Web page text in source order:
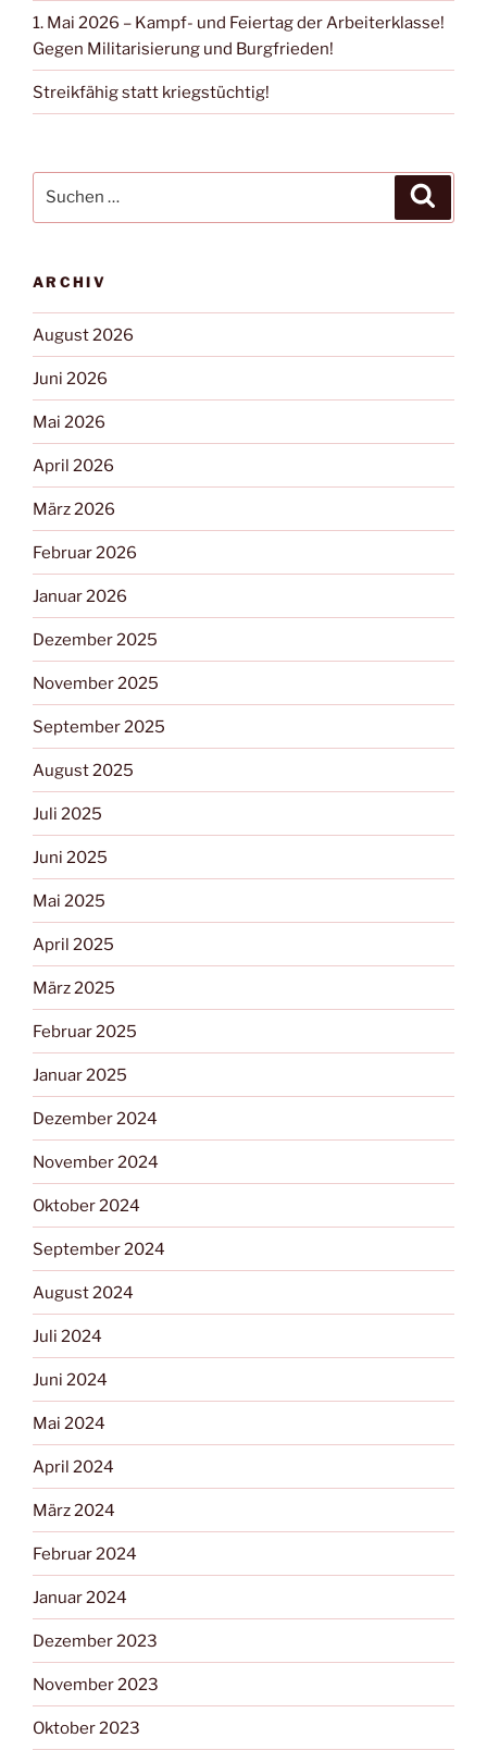
1. Mai 2026 – Kampf- und Feiertag der Arbeiterklasse!
Gegen Militarisierung und Burgfrieden!
Streikfähig statt kriegstüchtig!
ARCHIV
August 2026
Juni 2026
Mai 2026
April 2026
März 2026
Februar 2026
Januar 2026
Dezember 2025
November 2025
September 2025
August 2025
Juli 2025
Juni 2025
Mai 2025
April 2025
März 2025
Februar 2025
Januar 2025
Dezember 2024
November 2024
Oktober 2024
September 2024
August 2024
Juli 2024
Juni 2024
Mai 2024
April 2024
März 2024
Februar 2024
Januar 2024
Dezember 2023
November 2023
Oktober 2023